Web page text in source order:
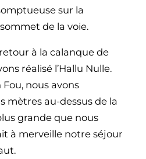
sur la
de la voie.
à la calanque de
réalisé l’Hallu Nulle.
nous avons
mètres au-dessus de la
grande que nous
à merveille notre séjour